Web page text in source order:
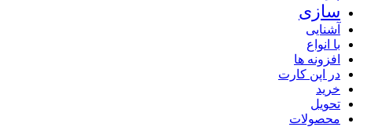
سازی
آشنایی
با انواع
افزونه ها
در اپن کارت
خرید
تحویل
محصولات